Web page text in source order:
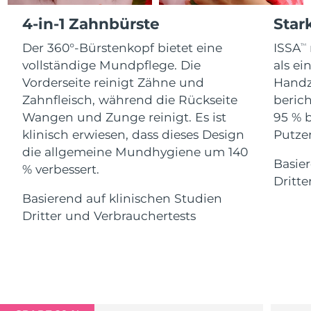
4-in-1 Zahnbürste
Der 360°-Bürstenkopf bietet eine
vollständige Mundpflege. Die
Vorderseite reinigt Zähne und
Zahnfleisch, während die Rückseite
Wangen und Zunge reinigt. Es ist
klinisch erwiesen, dass dieses Design
die allgemeine Mundhygiene um 140
% verbessert.
Basierend auf klinischen Studien
Dritter und Verbrauchertests
ISSATM
als
95 %
For healthy hair
Kosmetik
Kaufe alles
FOREO APP
ÜBER
Isle of Man 8/9/26
Israel Erwartete Lieferung 8/11/26
Italien Erwartete Lieferung 8/7/26
Japan Erwartete Lieferung
Jersey Erwartete Lieferung 8/12/26
Kasachstan
Kuwait Erwartete Lieferung